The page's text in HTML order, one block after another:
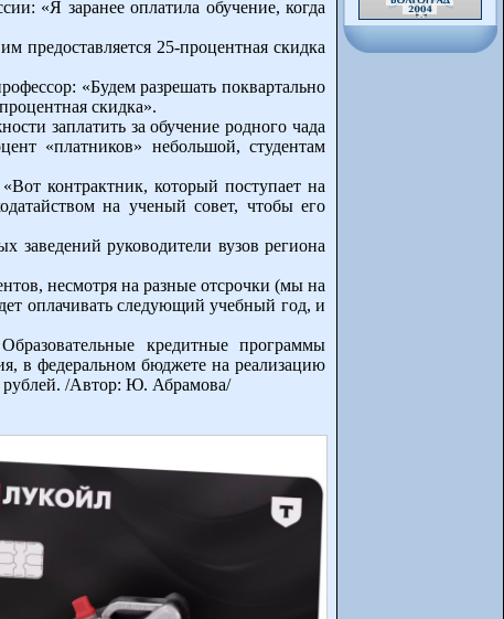
«Я заранее оплатила обучение, когда
предоставляется 25-процентная скидка
«Будем разрешать поквартально
скидка».
заплатить за обучение родного чада
«платников» небольшой, студентам
контрактник, который поступает на
на ученый совет, чтобы его
заведений руководители вузов региона
несмотря на разные отсрочки (мы на
оплачивать следующий учебный год, и
кредитные программы
в федеральном бюджете на реализацию
рублей. /Автор: Ю. Абрамова/